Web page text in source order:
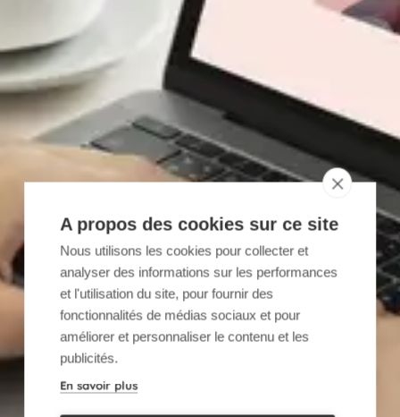
A propos des cookies sur ce site
Nous utilisons les cookies pour collecter et
analyser des informations sur les performances
et l'utilisation du site, pour fournir des
fonctionnalités de médias sociaux et pour
améliorer et personnaliser le contenu et les
publicités.
En savoir plus